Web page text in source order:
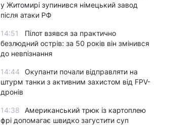
у Житомирі зупинився німецький завод
після атаки РФ
14:51
Пілот взявся за практично
безлюдний острів: за 50 років він змінився
до невпізнання
14:44
Окупанти почали відправляти на
штурм танки з активним захистом від FPV-
дронів
14:38
Американський трюк із картоплею
фрі допомагає швидко загустити суп